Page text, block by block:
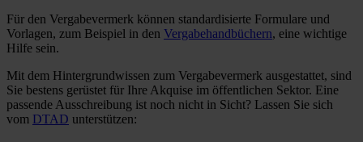
Für den Vergabevermerk können standardisierte Formulare und
Vorlagen, zum Beispiel in den Vergabehandbüchern, eine wichtige
Hilfe sein.
Mit dem Hintergrundwissen zum Vergabevermerk ausgestattet, sind
Sie bestens gerüstet für Ihre Akquise im öffentlichen Sektor. Eine
passende Ausschreibung ist noch nicht in Sicht? Lassen Sie sich
vom DTAD unterstützen: